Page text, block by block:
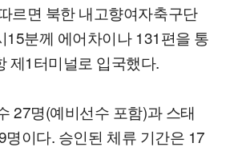
르면 북한 내고향여자축구단
15분께 에어차이나 131편을 통
제1터미널로 입국했다.
27명(예비선수 포함)과 스태
명이다. 승인된 체류 기간은 17